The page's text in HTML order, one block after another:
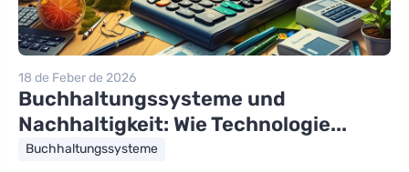
18 de Feber de 2026
Buchhaltungssysteme und
Nachhaltigkeit: Wie Technologie...
Buchhaltungssysteme